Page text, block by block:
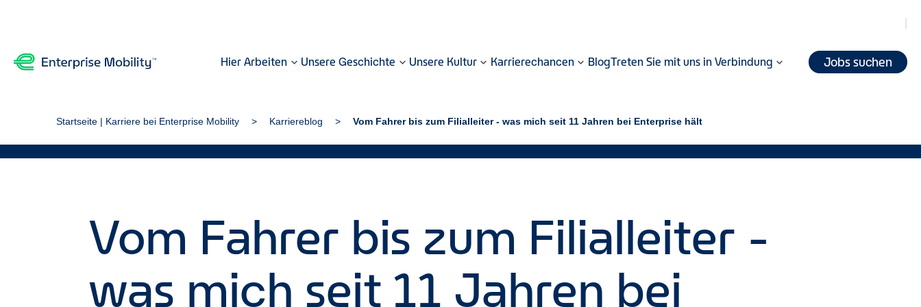
Hier Arbeiten Unsere Geschichte Unsere Kultur Karrierechancen BlogTreten Sie mit uns in Verbindung Jobs suchen
Startseite | Karriere bei Enterprise Mobility Karriereblog Vom Fahrer bis zum Filialleiter - was mich seit 11 Jahren bei Enterprise hält
Vom Fahrer bis zum Filialleiter -
was mich seit 11 Jahren bei